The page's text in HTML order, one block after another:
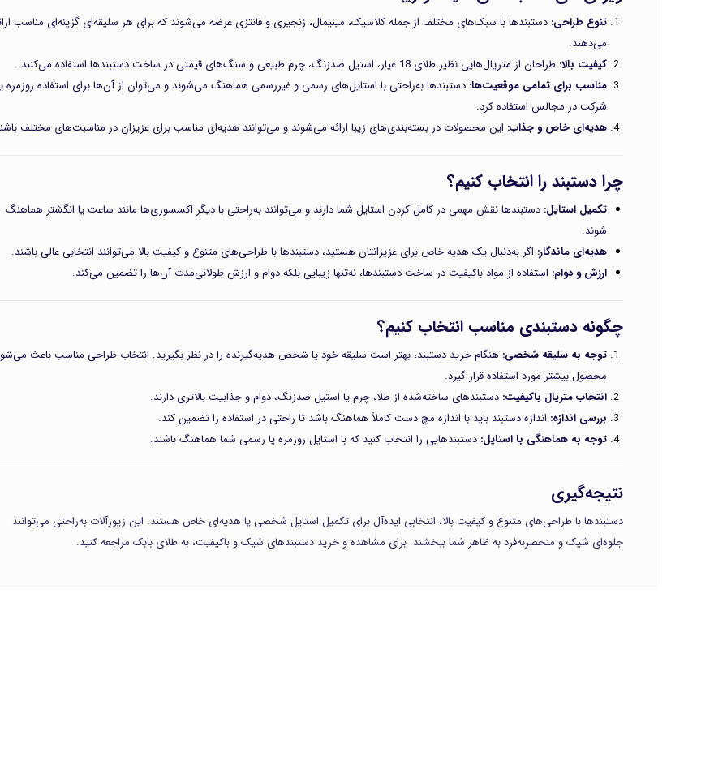
تنوع طراحی: دستبندها با سبک‌های مختلف از جمله کلاسیک، مینیمال، زنجیری و فانتزی عرضه می‌شوند که برای هر سلیقه‌ای گزینه‌ای مناسب
می‌دهند.
کیفیت بالا: طراحان از متریال‌هایی نظیر طلای 18 عیار، استیل ضدزنگ، چرم طبیعی و سنگ‌های قیمتی در ساخت دستبندها استفاده می‌کنند.
مناسب برای تمامی موقعیت‌ها: دستبندها به‌راحتی با استایل‌های رسمی و غیررسمی هماهنگ می‌شوند و می‌توان از آن‌ها برای استفاده روزمره
شرکت در مجالس استفاده کرد.
هدیه‌ای خاص و جذاب: این محصولات در بسته‌بندی‌های زیبا ارائه می‌شوند و می‌توانند هدیه‌ای مناسب برای عزیزان در مناسبت‌های مختلف
چرا دستبند را انتخاب کنیم؟
تکمیل استایل: دستبندها نقش مهمی در کامل کردن استایل شما دارند و می‌توانند به‌راحتی با دیگر اکسسوری‌ها مانند ساعت یا انگشتر هماهنگ
شوند.
هدیه‌ای ماندگار: اگر به‌دنبال یک هدیه خاص برای عزیزانتان هستید، دستبندها با طراحی‌های متنوع و کیفیت بالا می‌توانند انتخابی عالی باشند.
ارزش و دوام: استفاده از مواد باکیفیت در ساخت دستبندها، نه‌تنها زیبایی بلکه دوام و ارزش طولانی‌مدت آن‌ها را تضمین می‌کند.
چگونه دستبندی مناسب انتخاب کنیم؟
توجه به سلیقه شخصی: هنگام خرید دستبند، بهتر است سلیقه خود یا شخص هدیه‌گیرنده را در نظر بگیرید. انتخاب طراحی مناسب باعث
محصول بیشتر مورد استفاده قرار گیرد.
انتخاب متریال باکیفیت: دستبندهای ساخته‌شده از طلا، چرم یا استیل ضدزنگ، دوام و جذابیت بالاتری دارند.
بررسی اندازه: اندازه دستبند باید با اندازه مچ دست کاملاً هماهنگ باشد تا راحتی در استفاده را تضمین کند.
توجه به هماهنگی با استایل: دستبندهایی را انتخاب کنید که با استایل روزمره یا رسمی شما هماهنگ باشند.
نتیجه‌گیری
دستبندها با طراحی‌های متنوع و کیفیت بالا، انتخابی ایده‌آل برای تکمیل استایل شخصی یا هدیه‌ای خاص هستند. این زیورآلات به‌راحتی می‌توانند
جلوه‌ای شیک و منحصر‌به‌فرد به ظاهر شما ببخشند. برای مشاهده و خرید دستبندهای شیک و باکیفیت، بهطلای بابک مراجعه کنید.